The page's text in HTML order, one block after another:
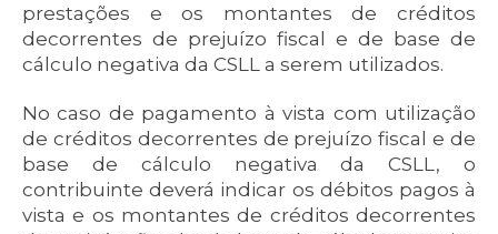
prestações e os montantes de créditos
decorrentes de prejuízo fiscal e de base de
cálculo negativa da CSLL a serem utilizados.
No caso de pagamento à vista com utilização
de créditos decorrentes de prejuízo fiscal e de
base de cálculo negativa da CSLL, o
contribuinte deverá indicar os débitos pagos à
vista e os montantes de créditos decorrentes